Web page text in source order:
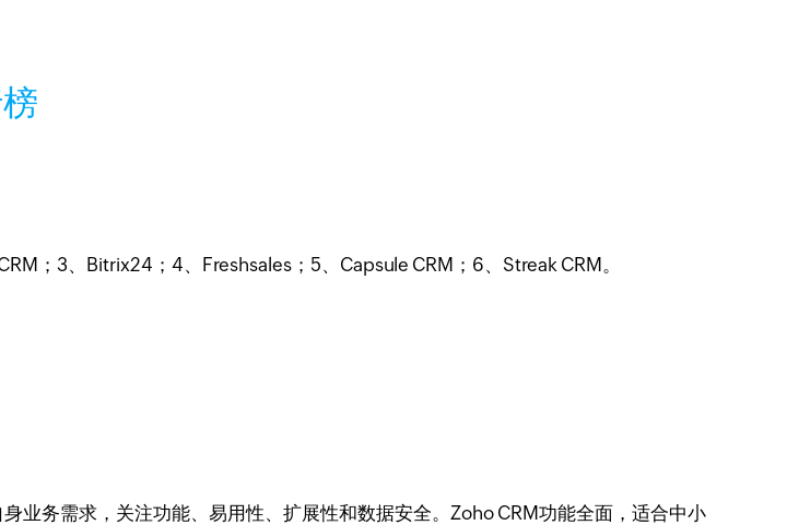
；3、Bitrix24；4、Freshsales；5、Capsule CRM；6、Streak CRM。
业务需求，关注功能、易用性、扩展性和数据安全。Zoho CRM功能全面，适合中小